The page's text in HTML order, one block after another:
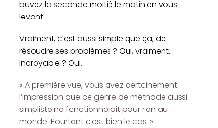
buvez la seconde moitié le matin en vous
levant.
Vraiment, c'est aussi simple que ça, de
résoudre ses problèmes ? Oui, vraiment.
Incroyable ? Oui.
« A première vue, vous avez certainement
l’impression que ce genre de méthode aussi
simpliste ne fonctionnerait pour rien au
monde. Pourtant c’est bien le cas. »